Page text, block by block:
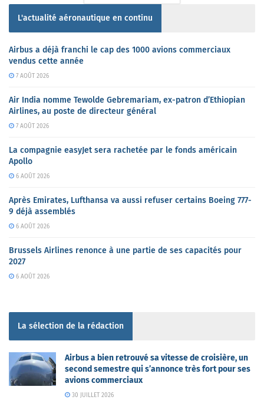
L'actualité aéronautique en continu
Airbus a déjà franchi le cap des 1000 avions commerciaux
vendus cette année
7 AOÛT 2026
Air India nomme Tewolde Gebremariam, ex-patron d’Ethiopian
Airlines, au poste de directeur général
7 AOÛT 2026
La compagnie easyJet sera rachetée par le fonds américain
Apollo
6 AOÛT 2026
Après Emirates, Lufthansa va aussi refuser certains Boeing 777-
9 déjà assemblés
6 AOÛT 2026
Brussels Airlines renonce à une partie de ses capacités pour
2027
6 AOÛT 2026
La sélection de la rédaction
Airbus a bien retrouvé sa vitesse de croisière, un
second semestre qui s’annonce très fort pour ses
avions commerciaux
30 JUILLET 2026